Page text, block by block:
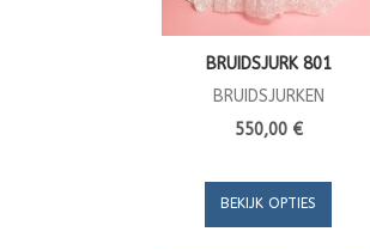
BRUIDSJURK 801
BRUIDSJURKEN
550,00 €
BEKIJK OPTIES